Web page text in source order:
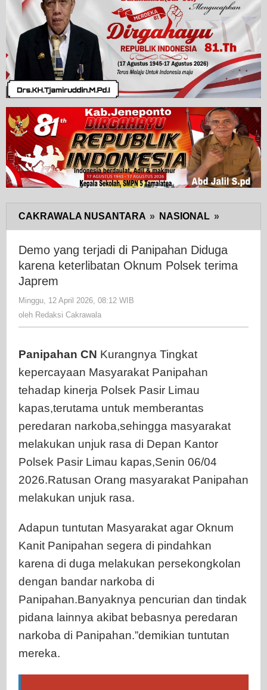
CAKRAWALA NUSANTARA » NASIONAL »
yang
Oknum
Demo yang terjadi di Panipahan Diduga
karena keterlibatan Oknum Polsek terima
Japrem
Minggu, 12 April 2026, 08:12 WIB
oleh Redaksi Cakrawala
Panipahan CN Kurangnya Tingkat
kepercayaan Masyarakat Panipahan
tehadap kinerja Polsek Pasir Limau
kapas,terutama untuk memberantas
peredaran narkoba,sehingga masyarakat
melakukan unjuk rasa di Depan Kantor
Polsek Pasir Limau kapas,Senin 06/04
2026.Ratusan Orang masyarakat Panipahan
melakukan unjuk rasa.
Adapun tuntutan Masyarakat agar Oknum
Kanit Panipahan segera di pindahkan
karena di duga melakukan persekongkolan
dengan bandar narkoba di
Panipahan.Banyaknya pencurian dan tindak
pidana lainnya akibat bebasnya peredaran
narkoba di Panipahan.”demikian tuntutan
mereka.